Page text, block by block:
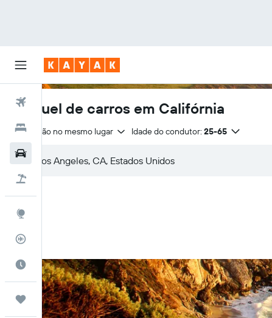
Voos
Hotéis
Quando ir
Trips
Aluguel de carros em Califórnia
Devolução no mesmo lugar Idade do condutor: 25-65